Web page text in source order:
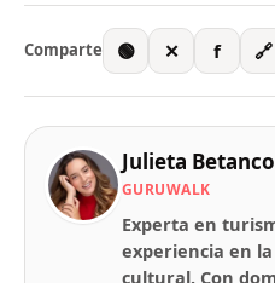
Comparte 🟢 ✕ f 🔗
Julieta
GURUWALK
Experta en
experiencia en
cultural. Con